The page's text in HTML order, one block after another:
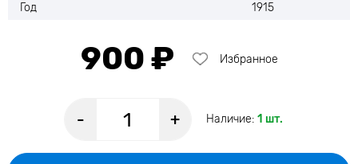
Год
1915
900 ₽ Избранное
- + Наличие: 1 шт.